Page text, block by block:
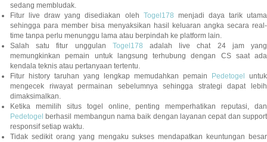
sedang membludak.
Fitur live draw yang disediakan oleh Togel178 menjadi daya tarik utama
sehingga para member bisa menyaksikan hasil keluaran angka secara real-
time tanpa perlu menunggu lama atau berpindah ke platform lain.
Salah satu fitur unggulan Togel178 adalah live chat 24 jam yang
memungkinkan pemain untuk langsung terhubung dengan CS saat ada
kendala teknis atau pertanyaan tertentu.
Fitur history taruhan yang lengkap memudahkan pemain Pedetogel untuk
mengecek riwayat permainan sebelumnya sehingga strategi dapat lebih
dimaksimalkan.
Ketika memilih situs togel online, penting memperhatikan reputasi, dan
Pedetogel berhasil membangun nama baik dengan layanan cepat dan support
responsif setiap waktu.
Tidak sedikit orang yang mengaku sukses mendapatkan keuntungan besar